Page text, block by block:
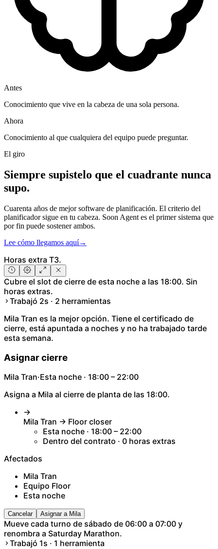
Antes
Conocimiento que vive en la cabeza de una sola persona.
Ahora
Conocimiento al que cualquiera del equipo puede preguntar.
El giro
Siempre supistelo que el cuadrante nunca
supo.
Cuarenta años de mejor software de planificación. El criterio del
planificador sigue en tu cabeza. Soon Agent es el primer sistema que
por fin puede sostener ambos.
Lee cómo llegamos aquí→
Horas extra T3.
Cubre el slot de cierre de esta noche a las 18:00. Sin
horas extras.
Trabajó 2s · 2 herramientas
Mila Tran es la mejor opción. Tiene el certificado de
cierre, está apuntada a noches y no ha trabajado tarde
esta semana.
Asignar cierre
Mila Tran·Esta noche · 18:00 – 22:00
Asigna a Mila al cierre de planta de las 18:00.
→
Mila Tran → Floor closer
Esta noche · 18:00 – 22:00
Dentro del contrato · 0 horas extras
Afectados
Mila Tran
Equipo Floor
Esta noche
Cancelar Asignar a Mila
Mueve cada turno de sábado de 06:00 a 07:00 y
renombra a Saturday Marathon.
Trabajó 1s · 1 herramienta